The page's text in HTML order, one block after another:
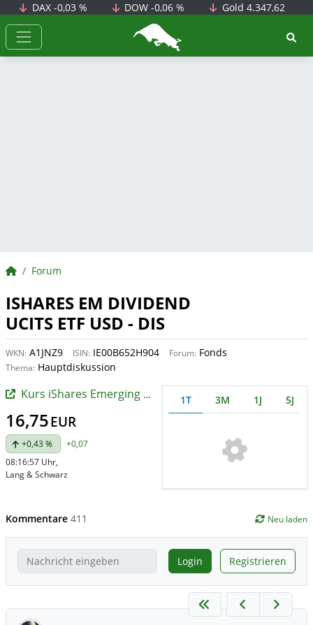
DAX -0,03 % DOW-0,06 % Gold 4.347,62
BörsenNEWS.de
BörsenNEWS.de
Forum
ISHARES EM DIVIDEND
UCITS ETF USD - DIS
WKN: A1JNZ9 ISIN: IE00B652H904 Forum: Fonds
Thema: Hauptdiskussion
Kurs iShares Emerging Markets Dividend UCITS ETF
16,75EUR
+0,43 %
+0,07
08:16:57 Uhr,
Lang & Schwarz
1T 3M 1J 5J
Kommentare 411 Neu laden
Login Registrieren